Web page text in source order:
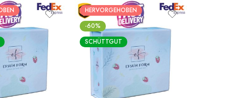
HERVORGEHOBEN
-60%
SCHÜTTGUT